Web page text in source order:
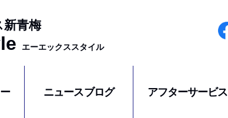
青梅
エーエックススタイル
ニュースブログ アフターサービス